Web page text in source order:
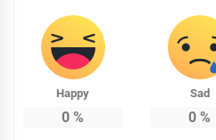
Happy
0 %
Sad
0 %